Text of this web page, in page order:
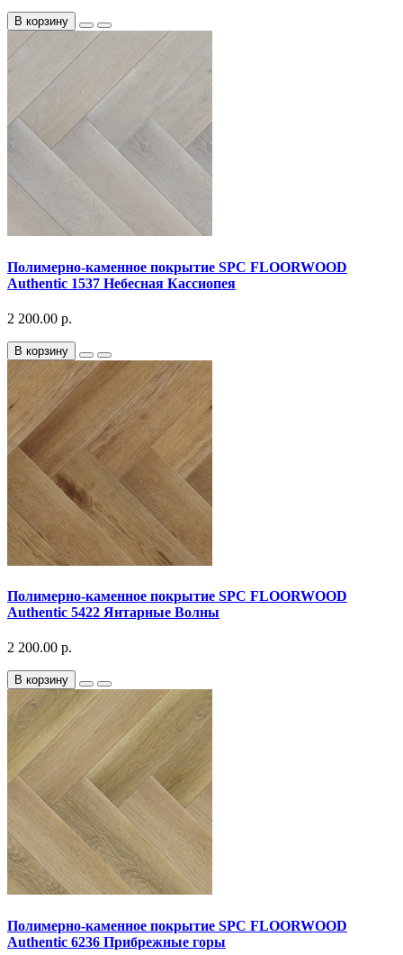
В корзину
Полимерно-каменное покрытие SPC FLOORWOOD
Authentic 1537 Небесная Кассиопея
2 200.00 р.
В корзину
Полимерно-каменное покрытие SPC FLOORWOOD
Authentic 5422 Янтарные Волны
2 200.00 р.
В корзину
Полимерно-каменное покрытие SPC FLOORWOOD
Authentic 6236 Прибрежные горы